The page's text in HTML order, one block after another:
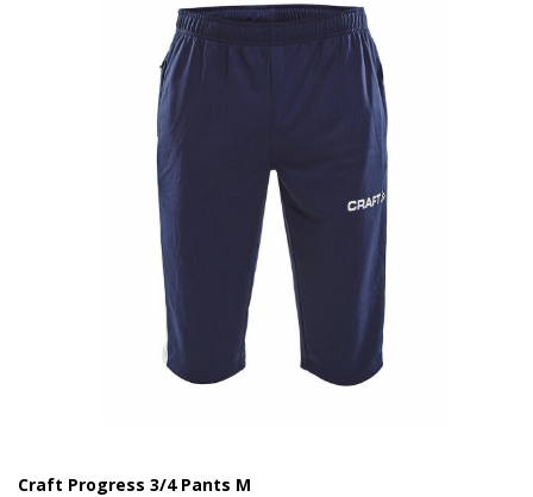
Craft Progress 3/4 Pants M